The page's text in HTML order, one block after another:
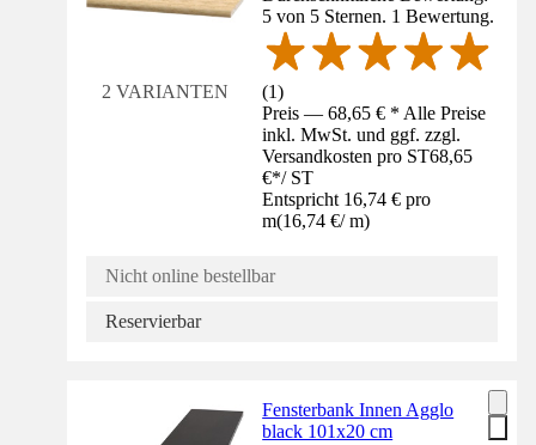
2 VARIANTEN
5 von 5 Sternen. 1 Bewertung.
(1)
Preis — 68,65 € * Alle Preise
inkl. MwSt. und ggf. zzgl.
Versandkosten pro ST68,65
€*/ ST
Entspricht 16,74 € pro
m(16,74 €/ m)
Nicht online bestellbar
Reservierbar
Fensterbank Innen Agglo
black 101x20 cm